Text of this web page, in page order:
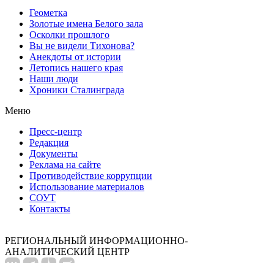
Геометка
Золотые имена Белого зала
Осколки прошлого
Вы не видели Тихонова?
Анекдоты от истории
Летопись нашего края
Наши люди
Хроники Сталинграда
Меню
Пресс-центр
Редакция
Документы
Реклама на сайте
Противодействие коррупции
Использование материалов
СОУТ
Контакты
РЕГИОНАЛЬНЫЙ ИНФОРМАЦИОННО-
АНАЛИТИЧЕСКИЙ ЦЕНТР